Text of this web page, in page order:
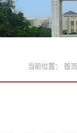
当前位置： 首页